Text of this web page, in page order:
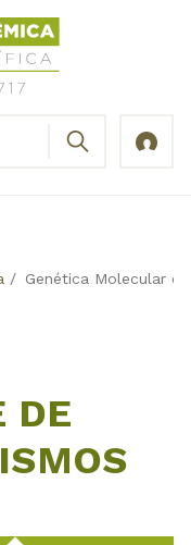
/ Genética Molecular e
DE